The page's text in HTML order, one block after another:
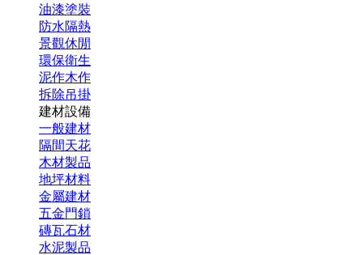
油漆塗裝
防水隔熱
景觀休閒
環保衛生
泥作木作
拆除吊掛
建材設備
一般建材
隔間天花
木材製品
地坪材料
金屬建材
五金門鎖
磚瓦石材
水泥製品